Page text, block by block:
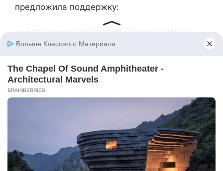
предложила поддержку:
время. И не вини себя. Ты поступила
Нина благодарила за участие, но улыбаться
не хотелось. Слишком много всего
произошло за короткое время. Нужно было
Квартира стала тише. Никто не приходил без
предупреждения, не переставлял мебель, не